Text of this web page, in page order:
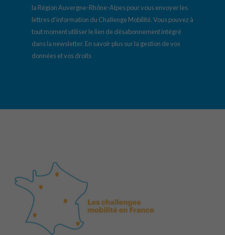
la Région Auvergne-Rhône-Alpes pour vous envoyer les
lettres d’information du Challenge Mobilité. Vous pouvez à
tout moment utiliser le lien de désabonnement intégré
dans la newsletter. En savoir plus sur la gestion de vos
données et vos droits